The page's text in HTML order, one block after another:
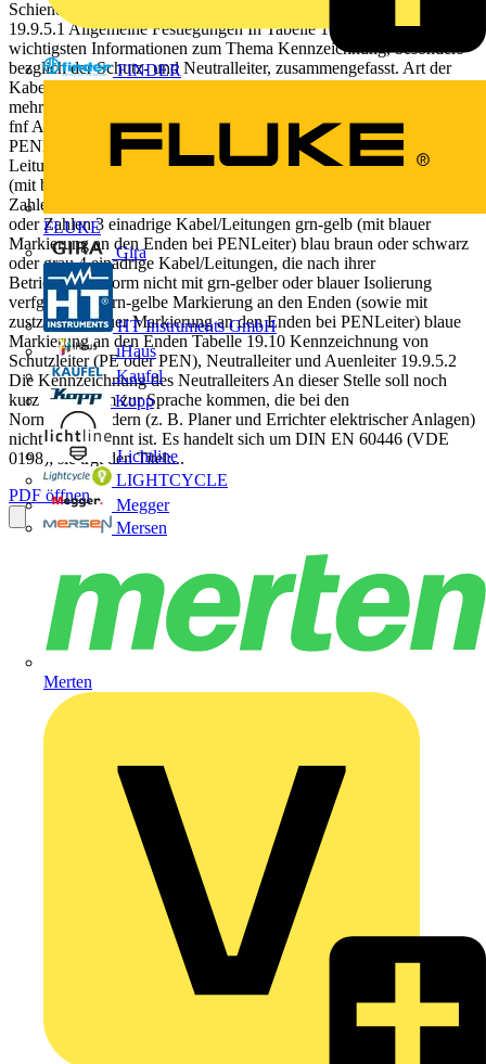
FINDER
FLUKE
Gira
HT Instruments GmbH
iHaus
Kaufel
Kopp
Lichtline
LIGHTCYCLE
Megger
Mersen
Merten
Schienen 697 19.9.5 Besonderheiten fr Schutz- und Neutralleiter
19.9.5.1 Allgemeine Festlegungen In Tabelle 19.10 werden die
wichtigsten Informationen zum Thema Kennzeichnung, besonders
bezglich der Schutz- und Neutralleiter, zusammengefasst. Art der
Kabel/Leitung Schutzleiter Neutralleiter Sonstige Leiter 1
mehradrige Kabel/ Leitungen und flexible Leitungen mit zwei bis
fnf Adern grn-gelb (mit blauer Markierung an den Enden bei
PENLeiter) blau braun oder schwarz oder grau 2 mehradrige Kabel/
Leitungen und flexible Leitungen mit mehr als fnf Adern grn-gelb
(mit blauer Markierung an den Enden bei PENLeiter) blau oder
Zahlen mit blauer Markierung an den Enden Farben auer grn-gelb
oder Zahlen 3 einadrige Kabel/Leitungen grn-gelb (mit blauer
Markierung an den Enden bei PENLeiter) blau braun oder schwarz
oder grau 4 einadrige Kabel/Leitungen, die nach ihrer
Betriebsmittelnorm nicht mit grn-gelber oder blauer Isolierung
verfgbar sind grn-gelbe Markierung an den Enden (sowie mit
zustzlicher blauer Markierung an den Enden bei PENLeiter) blaue
Markierung an den Enden Tabelle 19.10 Kennzeichnung von
Schutzleiter (PE oder PEN), Neutralleiter und Auenleiter 19.9.5.2
Die Kennzeichnung des Neutralleiters An dieser Stelle soll noch
kurz eine Norm zur Sprache kommen, die bei den
Normenanwendern (z. B. Planer und Errichter elektrischer Anlagen)
nicht sehr bekannt ist. Es handelt sich um DIN EN 60446 (VDE
0198); sie trgt den Titel:...
PDF öffnen